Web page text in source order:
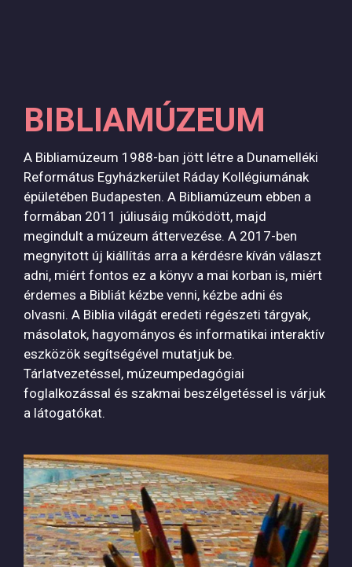
BIBLIAMÚZEUM
A Bibliamúzeum 1988-ban jött létre a Dunamelléki
Református Egyházkerület Ráday Kollégiumának
épületében Budapesten. A Bibliamúzeum ebben a
formában 2011 júliusáig működött, majd
megindult a múzeum áttervezése. A 2017-ben
megnyitott új kiállítás arra a kérdésre kíván választ
adni, miért fontos ez a könyv a mai korban is, miért
érdemes a Bibliát kézbe venni, kézbe adni és
olvasni. A Biblia világát eredeti régészeti tárgyak,
másolatok, hagyományos és informatikai interaktív
eszközök segítségével mutatjuk be.
Tárlatvezetéssel, múzeumpedagógiai
foglalkozással és szakmai beszélgetéssel is várjuk
a látogatókat.